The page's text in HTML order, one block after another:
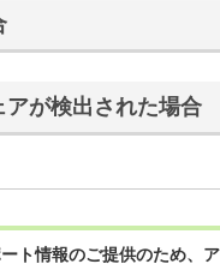
が検出された場合
ート情報のご提供のため